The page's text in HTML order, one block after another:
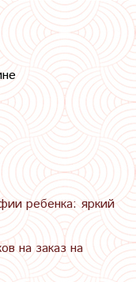
ребенка: яркий
на заказ на